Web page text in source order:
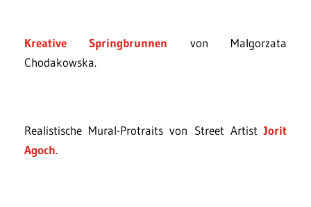
Kreative Springbrunnen von Malgorzata
Chodakowska.
Realistische Mural-Protraits von Street ArtistJorit
Agoch.